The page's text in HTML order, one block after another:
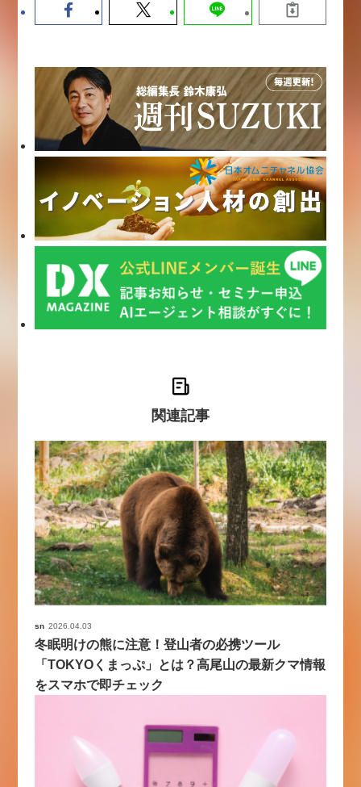
関連記事
sn 2026.04.03
冬眠明けの熊に注意！登山者の必携ツール
「TOKYOくまっぷ」とは？高尾山の最新クマ情報
をスマホで即チェック